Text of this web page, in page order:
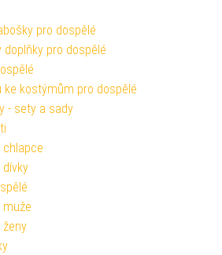
pro dospělé
doplňky pro dospělé
ke kostýmům pro dospělé
- sety a sady
chlapce
dívky
muže
ženy